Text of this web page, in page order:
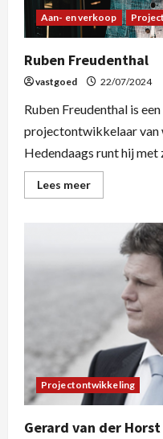
Aan- en verkoop
Ruben Freudenthal
vastgoed 22/07/2024
Ruben Freudenthal is
projectontwikkelaar van
Hedendaags runt hij met
Lees meer
Projectontwikkeling
Gerard van der Horst